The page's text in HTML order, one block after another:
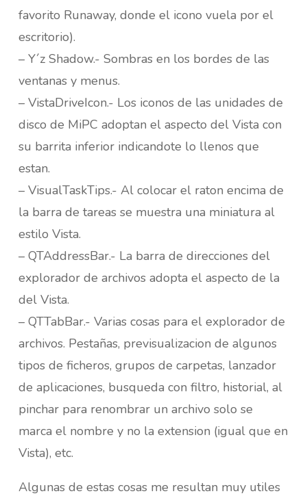
favorito Runaway, donde el icono vuela por el
escritorio).
– Y´z Shadow.- Sombras en los bordes de las
ventanas y menus.
– VistaDriveIcon.- Los iconos de las unidades de
disco de MiPC adoptan el aspecto del Vista con
su barrita inferior indicandote lo llenos que
estan.
– VisualTaskTips.- Al colocar el raton encima de
la barra de tareas se muestra una miniatura al
estilo Vista.
– QTAddressBar.- La barra de direcciones del
explorador de archivos adopta el aspecto de la
del Vista.
– QTTabBar.- Varias cosas para el explorador de
archivos. Pestañas, previsualizacion de algunos
tipos de ficheros, grupos de carpetas, lanzador
de aplicaciones, busqueda con filtro, historial, al
pinchar para renombrar un archivo solo se
marca el nombre y no la extension (igual que en
Vista), etc.
Algunas de estas cosas me resultan muy utiles